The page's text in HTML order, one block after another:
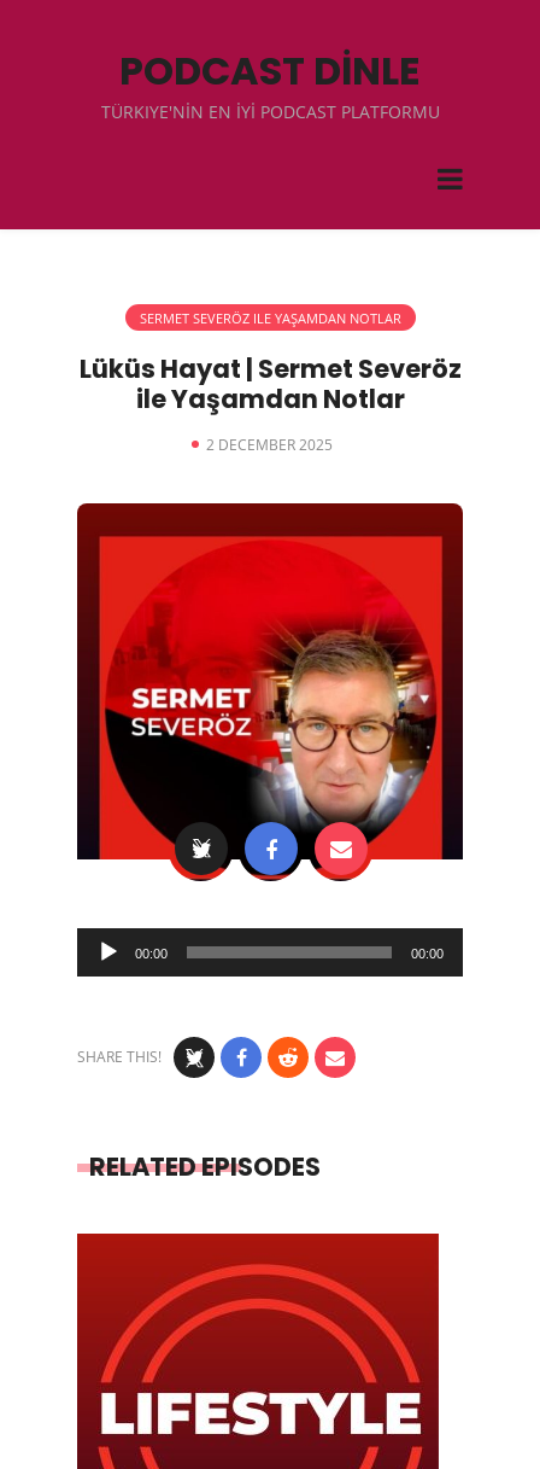
PODCAST DİNLE
TÜRKIYE'NİN EN İYİ PODCAST PLATFORMU
SERMET SEVERÖZ ILE YAŞAMDAN NOTLAR
Lüküs Hayat | Sermet Severöz
ile Yaşamdan Notlar
2 DECEMBER 2025
Audio
Player
00:00 00:00
SHARE THIS!
RELATED EPISODES